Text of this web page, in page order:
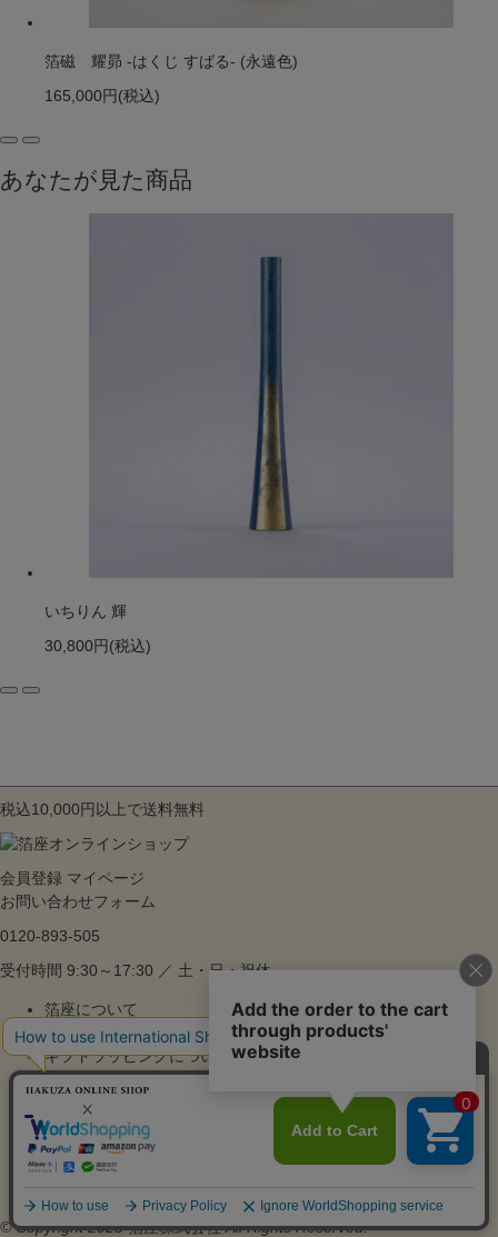
箔磁 耀昴 -はくじ すばる- (永遠色)
165,000円 (税込)
あなたが見た商品
いちりん 輝
30,800円(税込)
税込10,000円以上で送料無料
会員登録 マイページ
お問い合わせフォーム
0120-893-505
受付時間 9:30～17:30 ／ 土・日・祝休
箔座について
ご利用ガイド
ギフトラッピングについて
よくあるご質問
お知らせ
販売法に基づく表記
© Copyright 2023 箔座株式会社 All Rights Reserved.